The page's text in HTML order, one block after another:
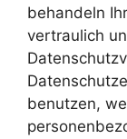
behandeln
vertraulich
benutzen,